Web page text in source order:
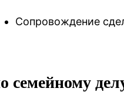
Сопровождение
семейному